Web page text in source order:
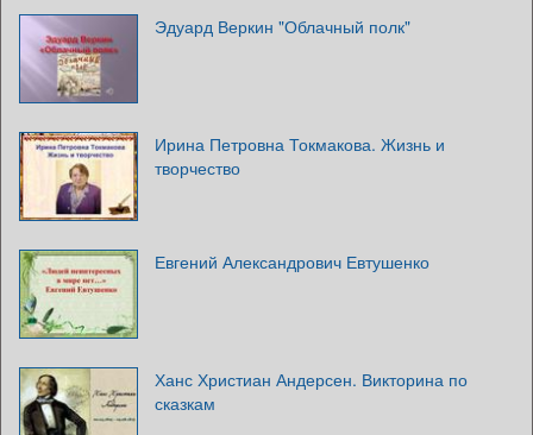
Эдуард Веркин "Облачный полк"
Ирина Петровна Токмакова. Жизнь и
творчество
Евгений Александрович Евтушенко
Ханс Христиан Андерсен. Викторина по
сказкам